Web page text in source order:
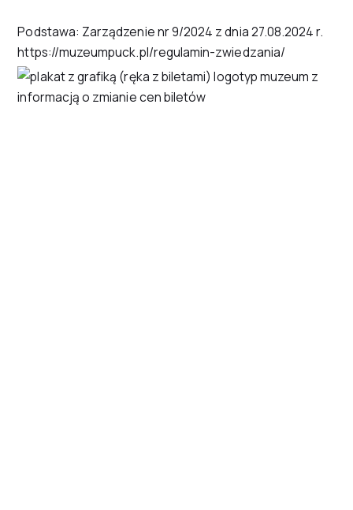
Podstawa: Zarządzenie nr 9/2024 z dnia 27.08.2024 r.
https://muzeumpuck.pl/regulamin-zwiedzania/